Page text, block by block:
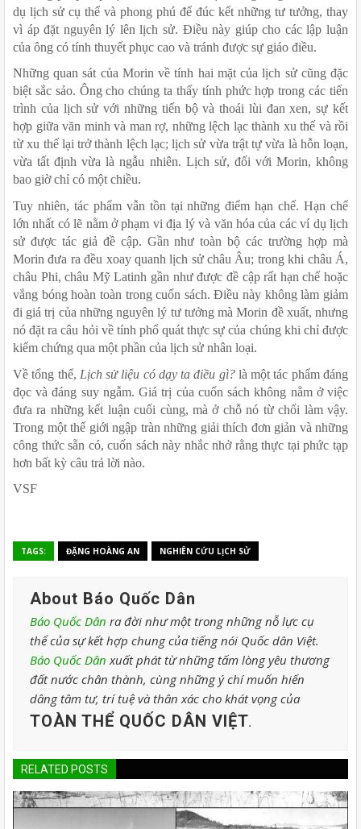
dụ lịch sử cụ thể và phong phú để đúc kết những tư tưởng, thay
vì áp đặt nguyên lý lên lịch sử. Điều này giúp cho các lập luận
của ông có tính thuyết phục cao và tránh được sự giáo điều.
Những quan sát của Morin về tính hai mặt của lịch sử cũng đặc
biệt sắc sảo. Ông cho chúng ta thấy tính phức hợp trong các tiến
trình của lịch sử với những tiến bộ và thoái lùi đan xen, sự kết
hợp giữa văn minh và man rợ, những lệch lạc thành xu thế và rồi
từ xu thế lại trở thành lệch lạc; lịch sử vừa trật tự vừa là hỗn loạn,
vừa tất định vừa là ngẫu nhiên. Lịch sử, đối với Morin, không
bao giờ chỉ có một chiều.
Tuy nhiên, tác phẩm vẫn tồn tại những điểm hạn chế. Hạn chế
lớn nhất có lẽ nằm ở phạm vi địa lý và văn hóa của các ví dụ lịch
sử được tác giả đề cập. Gần như toàn bộ các trường hợp mà
Morin đưa ra đều xoay quanh lịch sử châu Âu; trong khi châu Á,
châu Phi, châu Mỹ Latinh gần như được đề cập rất hạn chế hoặc
vắng bóng hoàn toàn trong cuốn sách. Điều này không làm giảm
đi giá trị của những nguyên lý tư tưởng mà Morin đề xuất, nhưng
nó đặt ra câu hỏi về tính phổ quát thực sự của chúng khi chỉ được
kiểm chứng qua một phần của lịch sử nhân loại.
Về tổng thể, Lịch sử liệu có dạy ta điều gì? là một tác phẩm đáng
đọc và đáng suy ngẫm. Giá trị của cuốn sách không nằm ở việc
đưa ra những kết luận cuối cùng, mà ở chỗ nó từ chối làm vậy.
Trong một thế giới ngập tràn những giải thích đơn giản và những
công thức sẵn có, cuốn sách này nhắc nhở rằng thực tại phức tạp
hơn bất kỳ câu trả lời nào.
VSF
TAGS: ĐẶNG HOÀNG AN NGHIÊN CỨU LỊCH SỬ
About Báo Quốc Dân
Báo Quốc Dân ra đời như một trong những nỗ lực cụ
thể của sự kết hợp chung của tiếng nói Quốc dân Việt.
Báo Quốc Dân xuất phát từ những tấm lòng yêu thương
đất nước chân thành, cùng những ý chí muốn hiến
dâng tâm tư, trí tuệ và thân xác cho khát vọng của
TOÀN THỂ QUỐC DÂN VIỆT.
RELATED POSTS